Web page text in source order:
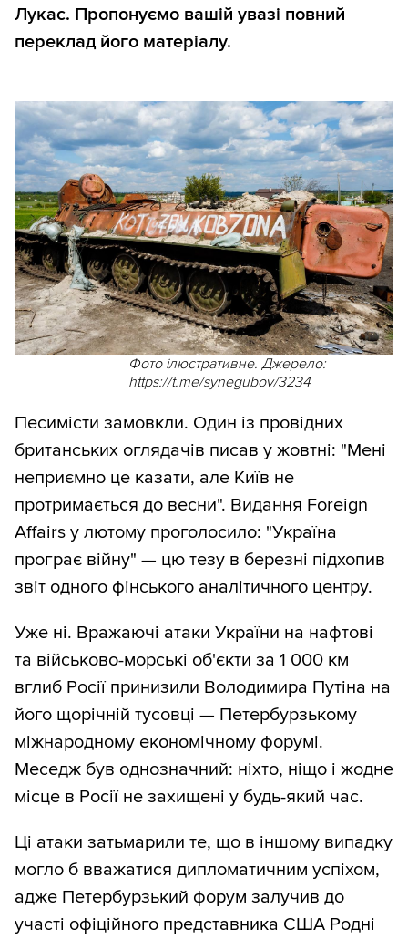
Лукас. Пропонуємо вашій увазі повний
переклад його матеріалу.
Фото ілюстративне. Джерело:
https://t.me/synegubov/3234
Песимісти замовкли. Один із провідних
британських оглядачів писав у жовтні: "Мені
неприємно це казати, але Київ не
протримається до весни". Видання Foreign
Affairs у лютому проголосило: "Україна
програє війну" — цю тезу в березні підхопив
звіт одного фінського аналітичного центру.
Уже ні. Вражаючі атаки України на нафтові
та військово-морські об'єкти за 1 000 км
вглиб Росії принизили Володимира Путіна на
його щорічній тусовці — Петербурзькому
міжнародному економічному форумі.
Меседж був однозначний: ніхто, ніщо і жодне
місце в Росії не захищені у будь-який час.
Ці атаки затьмарили те, що в іншому випадку
могло б вважатися дипломатичним успіхом,
адже Петербурзький форум залучив до
участі офіційного представника США Родні